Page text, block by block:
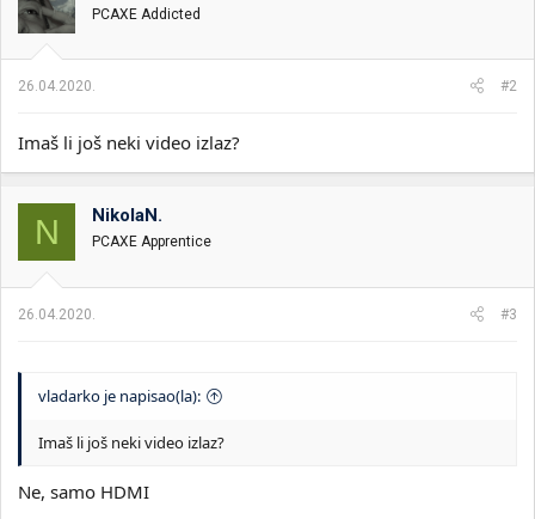
PCAXE Addicted
26.04.2020. #2
Imaš li još neki video izlaz?
N NikolaN.
PCAXE Apprentice
26.04.2020. #3
vladarko je napisao(la):
Imaš li još neki video izlaz?
Ne, samo HDMI